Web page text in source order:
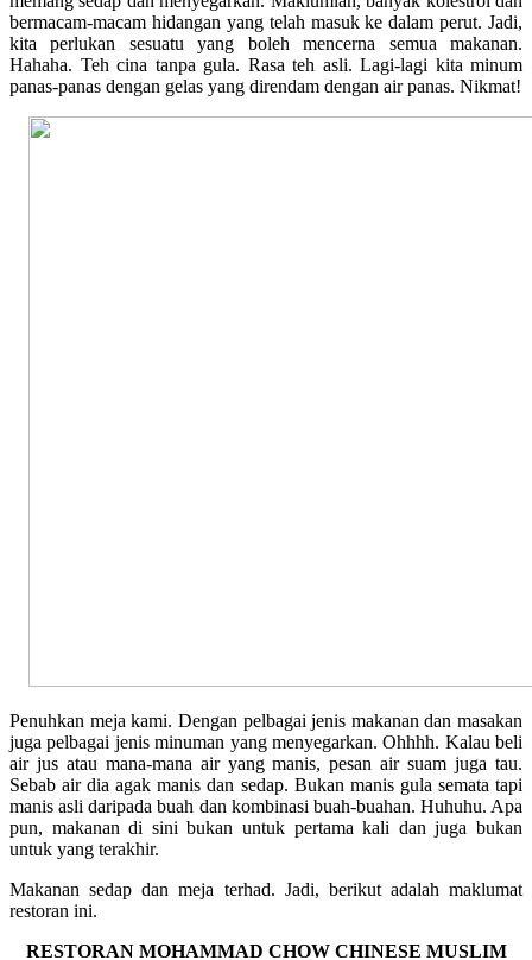
bermacam-macam hidangan yang telah masuk ke dalam perut. Jadi,
kita perlukan sesuatu yang boleh mencerna semua makanan.
Hahaha. Teh cina tanpa gula. Rasa teh asli. Lagi-lagi kita minum
panas-panas dengan gelas yang direndam dengan air panas. Nikmat!
Penuhkan meja kami. Dengan pelbagai jenis makanan dan masakan
juga pelbagai jenis minuman yang menyegarkan. Ohhhh. Kalau beli
air jus atau mana-mana air yang manis, pesan air suam juga tau.
Sebab air dia agak manis dan sedap. Bukan manis gula semata tapi
manis asli daripada buah dan kombinasi buah-buahan. Huhuhu. Apa
pun, makanan di sini bukan untuk pertama kali dan juga bukan
untuk yang terakhir.
Makanan sedap dan meja terhad. Jadi, berikut adalah maklumat
restoran ini.
RESTORAN MOHAMMAD CHOW CHINESE MUSLIM